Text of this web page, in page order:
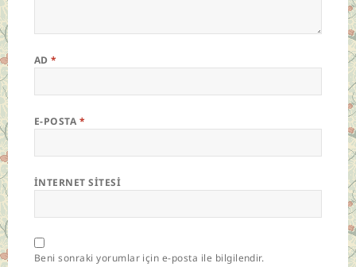
AD*
E-POSTA *
İNTERNET SITESI
Beni sonraki yorumlar için e-posta ile bilgilendir.